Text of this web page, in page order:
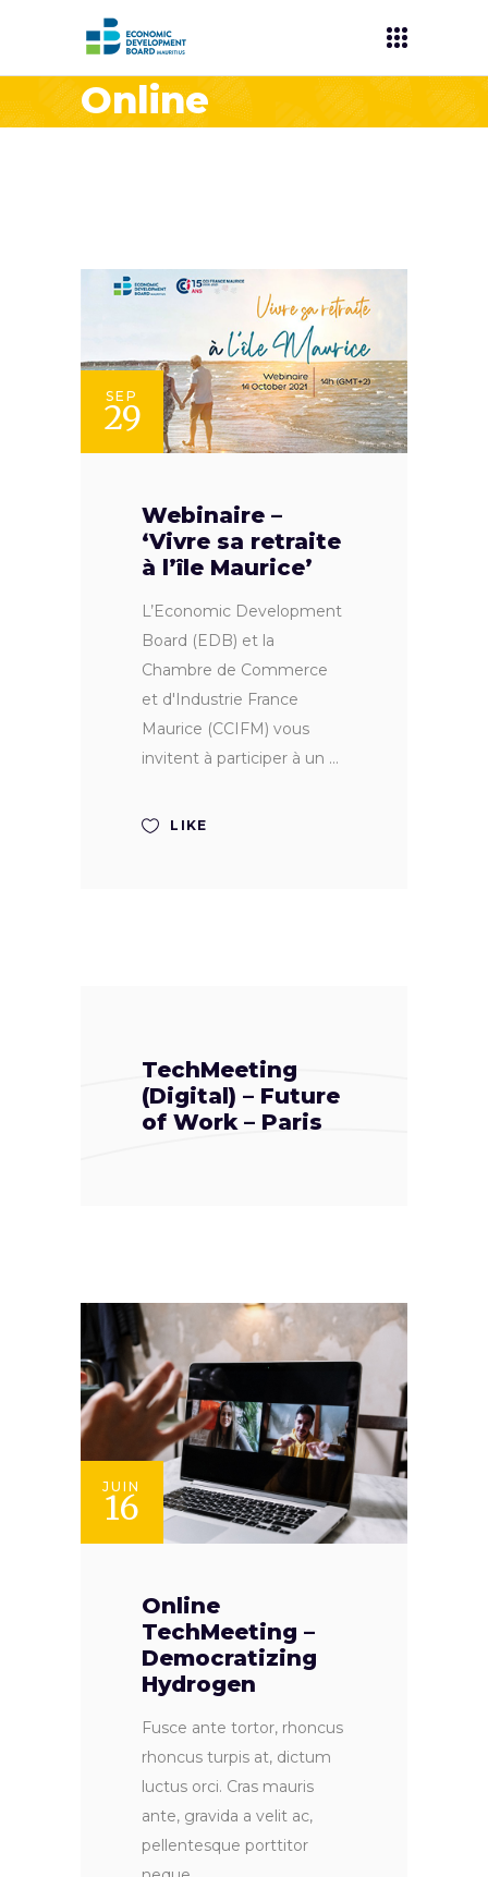
Online
SEP
29
Webinaire –
‘Vivre sa retraite
à l’île Maurice’
L’Economic Development
Board (EDB) et la
Chambre de Commerce
et d'Industrie France
Maurice (CCIFM) vous
invitent à participer à un
LIKE
TechMeeting
(Digital) – Future
of Work – Paris
JUIN
16
Online
TechMeeting –
Democratizing
Hydrogen
Fusce ante tortor, rhoncus
rhoncus turpis at, dictum
luctus orci. Cras mauris
ante, gravida a velit ac,
pellentesque porttitor